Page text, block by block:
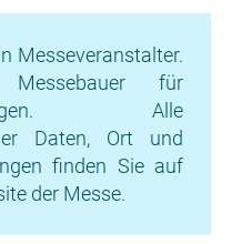
Messeveranstalter.
für
Alle
Daten, Ort und
finden Sie auf
der Messe.